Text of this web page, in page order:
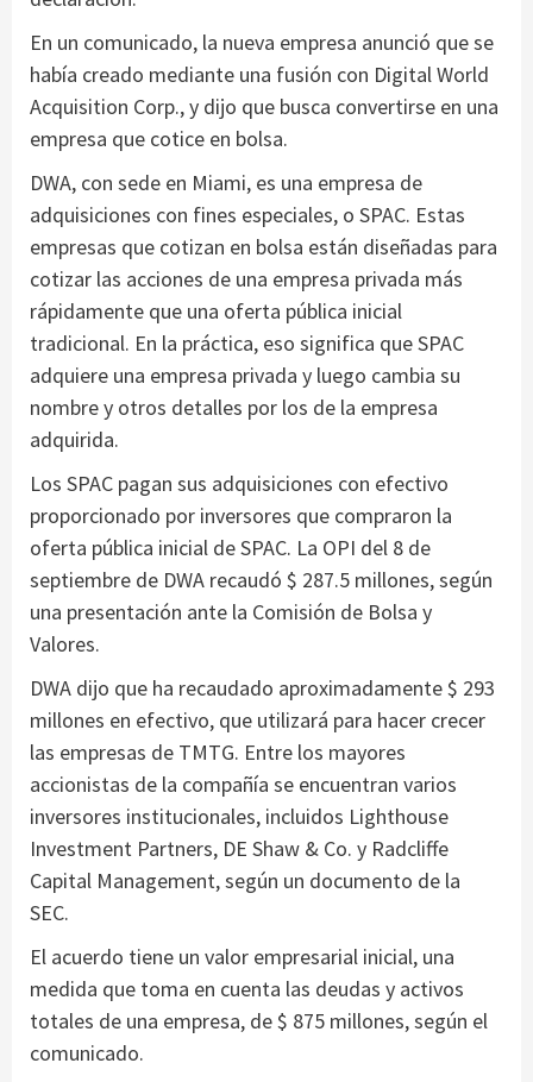
En un comunicado, la nueva empresa anunció que se
había creado mediante una fusión con Digital World
Acquisition Corp., y dijo que busca convertirse en una
empresa que cotice en bolsa.
DWA, con sede en Miami, es una empresa de
adquisiciones con fines especiales, o SPAC. Estas
empresas que cotizan en bolsa están diseñadas para
cotizar las acciones de una empresa privada más
rápidamente que una oferta pública inicial
tradicional. En la práctica, eso significa que SPAC
adquiere una empresa privada y luego cambia su
nombre y otros detalles por los de la empresa
adquirida.
Los SPAC pagan sus adquisiciones con efectivo
proporcionado por inversores que compraron la
oferta pública inicial de SPAC. La OPI del 8 de
septiembre de DWA recaudó $ 287.5 millones, según
una presentación ante la Comisión de Bolsa y
Valores.
DWA dijo que ha recaudado aproximadamente $ 293
millones en efectivo, que utilizará para hacer crecer
las empresas de TMTG. Entre los mayores
accionistas de la compañía se encuentran varios
inversores institucionales, incluidos Lighthouse
Investment Partners, DE Shaw & Co. y Radcliffe
Capital Management, según un documento de la
SEC.
El acuerdo tiene un valor empresarial inicial, una
medida que toma en cuenta las deudas y activos
totales de una empresa, de $ 875 millones, según el
comunicado.